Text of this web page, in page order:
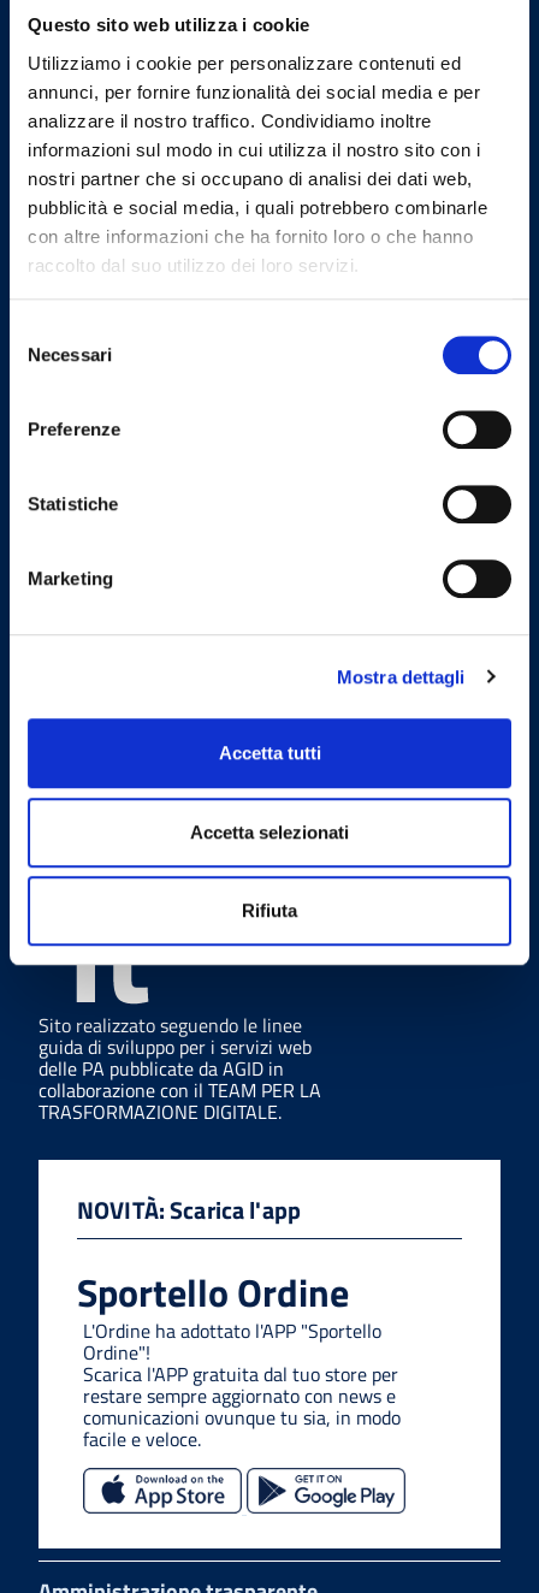
Questo sito web utilizza i cookie
Utilizziamo i cookie per personalizzare contenuti ed
annunci, per fornire funzionalità dei social media e per
analizzare il nostro traffico. Condividiamo inoltre
informazioni sul modo in cui utilizza il nostro sito con i
nostri partner che si occupano di analisi dei dati web,
pubblicità e social media, i quali potrebbero combinarle
con altre informazioni che ha fornito loro o che hanno
raccolto dal suo utilizzo dei loro servizi.
delNecessari
Preferenze
Statistiche
Marketing
Mostra dettagli
Accetta tutti
Accetta selezionati
Rifiuta
Email Presidente CAO
presidente.cao@omceota.it
Email PEC
segreteria.ta@postecert.it
Uffici
Indirizzo
tel
(+39) 099 4521965
(+39) 099 4527102
Linee Guida
Sito realizzato seguendo le linee
guida di sviluppo per i servizi web
delle PA pubblicate da AGID in
collaborazione con il TEAM PER LA
TRASFORMAZIONE DIGITALE.
NOVITÀ: Scarica l'app
Sportello Ordine
L'Ordine ha adottato l'APP "Sportello
Ordine"!
Scarica l'APP gratuita dal tuo store per
restare sempre aggiornato con news e
comunicazioni ovunque tu sia, in modo
facile e veloce.